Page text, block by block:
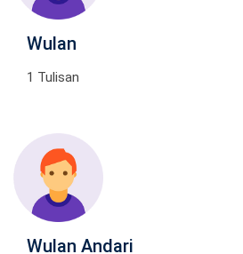
Wulan
1 Tulisan
Wulan Andari